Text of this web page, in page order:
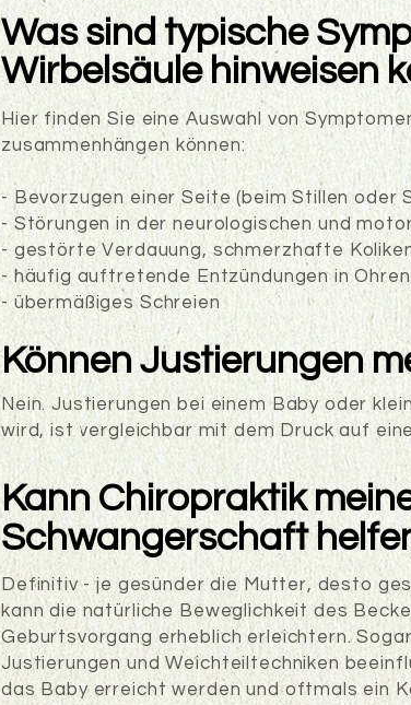
Was sind typische
Wirbelsäule hinweisen
Hier finden Sie eine Auswahl von
zusammenhängen können:
- Bevorzugen einer Seite (beim Stillen oder
- Störungen in der neurologischen und
- gestörte Verdauung, schmerzhafte
- häufig auftretende Entzündungen in
- übermäßiges Schreien
Können Justierungen
Nein. Justierungen bei einem Baby oder
wird, ist vergleichbar mit dem Druck auf
Kann Chiropraktik
Schwangerschaft
Definitiv - je gesünder die Mutter, desto
kann die natürliche Beweglichkeit des
Geburtsvorgang erheblich erleichtern.
Justierungen und Weichteiltechniken
das Baby erreicht werden und oftmals ein